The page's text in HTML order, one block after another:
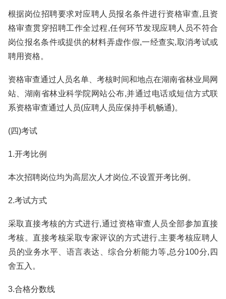
根据岗位招聘要求对应聘人员报名条件进行资格审查,且资
格审查贯穿招聘工作全过程,任何环节发现应聘人员不符合
岗位报名条件或提供的材料弄虚作假,一经查实,取消考试或
聘用资格。
资格审查通过人员名单、考核时间和地点在湖南省林业局网
站、湖南省林业科学院网站公布,并通过电话或短信方式联
系资格审查通过人员(应聘人员应保持手机畅通)。
(四)考试
1.开考比例
本次招聘岗位均为高层次人才岗位,不设置开考比例。
2.考试方式
采取直接考核的方式进行,通过资格审查人员全部参加直接
考核。直接考核采取专家评议的方式进行,主要考核应聘人
员的业务水平、语言表达、综合分析能力等,总分100分,四
舍五入。
3.合格分数线